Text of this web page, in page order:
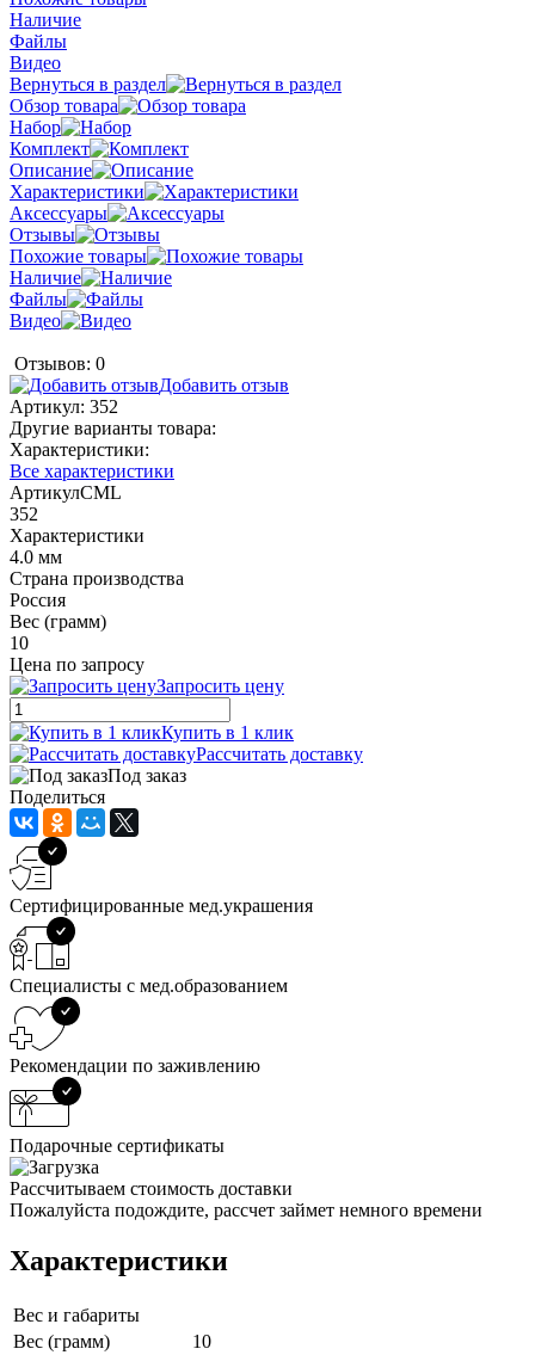
Наличие
Файлы
Видео
Вернуться в раздел
Обзор товара
Набор
Комплект
Описание
Характеристики
Аксессуары
Отзывы
Похожие товары
Наличие
Файлы
Видео
Отзывов: 0
Добавить отзыв
Артикул: 352
Другие варианты товара:
Характеристики:
Все характеристики
АртикулCML
352
Характеристики
4.0 мм
Страна производства
Россия
Вес (грамм)
10
Цена по запросу
Запросить цену
Купить в 1 клик
Рассчитать доставку
Под заказ
Поделиться
Сертифицированные мед.украшения
Специалисты с мед.образованием
Рекомендации по заживлению
Подарочные сертификаты
Рассчитываем стоимость доставки
Пожалуйста подождите, рассчет займет немного времени
Характеристики
Вес и габариты
Вес (грамм)
10